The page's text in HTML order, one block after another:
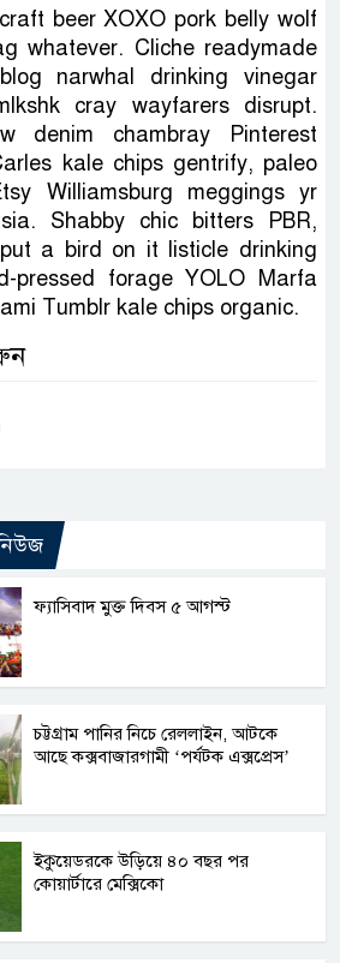
beer XOXO pork belly wolf
whatever. Cliche readymade
narwhal drinking vinegar
cray wayfarers disrupt.
denim chambray Pinterest
kale chips gentrify, paleo
Williamsburg meggings yr
Shabby chic bitters PBR,
a bird on it listicle drinking
pressed forage YOLO Marfa
Tumblr kale chips organic.
ফ্যাসিবাদ মুক্ত দিবস ৫ আগস্ট
চট্টগ্রাম পানির নিচে রেললাইন, আটকে
আছে কক্সবাজারগামী ‘পর্যটক এক্সপ্রেস’
ইকুয়েডরকে উড়িয়ে ৪০ বছর পর
কোয়ার্টারে মেক্সিকো